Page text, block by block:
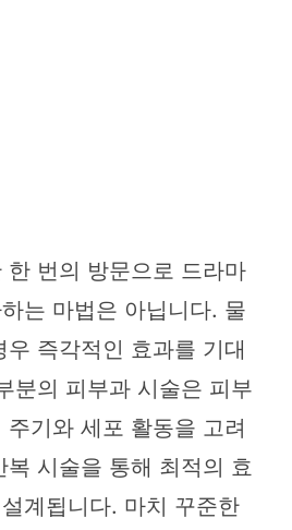
한 번의 방문으로 드라마
는 마법은 아닙니다. 물
즉각적인 효과를 기대
분의 피부과 시술은 피부
기와 세포 활동을 고려
시술을 통해 최적의 효
계됩니다. 마치 꾸준한